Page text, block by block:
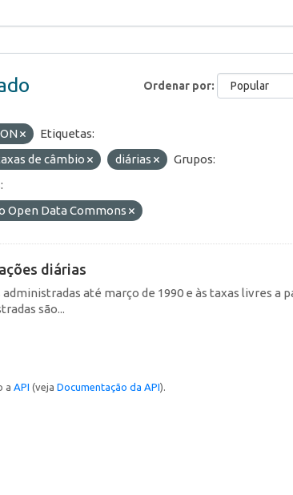
Ordenar por
Etiquetas:
de câmbio diárias
Grupos:
Open Data Commons
diárias
até março de 1990 e às taxas livres a
são...
a API (veja Documentação da API).